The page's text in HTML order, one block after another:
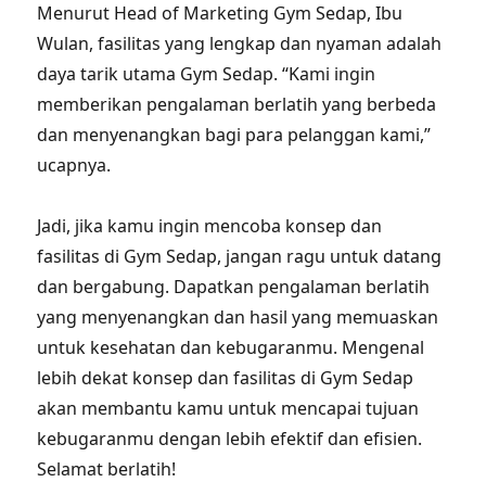
Menurut Head of Marketing Gym Sedap, Ibu
Wulan, fasilitas yang lengkap dan nyaman adalah
daya tarik utama Gym Sedap. “Kami ingin
memberikan pengalaman berlatih yang berbeda
dan menyenangkan bagi para pelanggan kami,”
ucapnya.
Jadi, jika kamu ingin mencoba konsep dan
fasilitas di Gym Sedap, jangan ragu untuk datang
dan bergabung. Dapatkan pengalaman berlatih
yang menyenangkan dan hasil yang memuaskan
untuk kesehatan dan kebugaranmu. Mengenal
lebih dekat konsep dan fasilitas di Gym Sedap
akan membantu kamu untuk mencapai tujuan
kebugaranmu dengan lebih efektif dan efisien.
Selamat berlatih!